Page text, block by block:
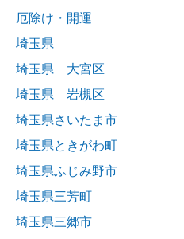
厄除け・開運
埼玉県
埼玉県 大宮区
埼玉県 岩槻区
埼玉県さいたま市
埼玉県ときがわ町
埼玉県ふじみ野市
埼玉県三芳町
埼玉県三郷市